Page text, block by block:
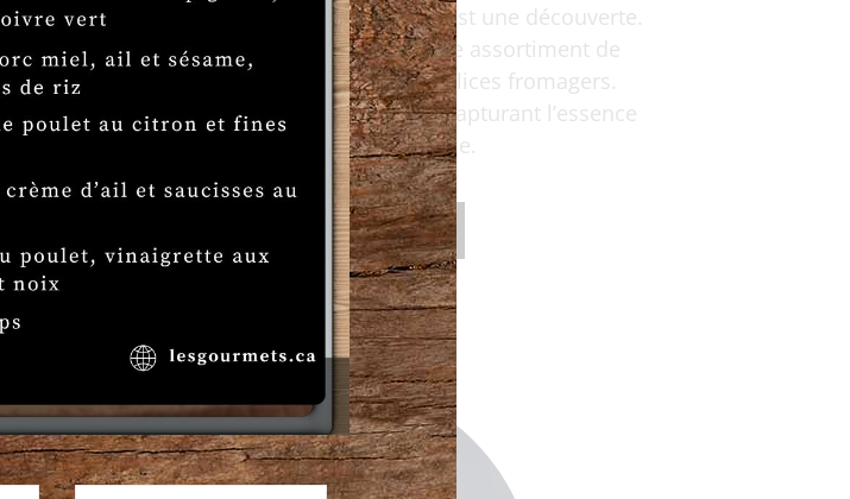
puissance d’un bleu affiné, chaque fromage est une découverte.
Mais notre passion ne s’arrête pas là : notre assortiment de
charcuteries complète parfaitement ces délices fromagers.
Ensemble, ils forment un duo harmonieux, capturant l’essence
même de notre belle province.
Fromages & Charcuteries